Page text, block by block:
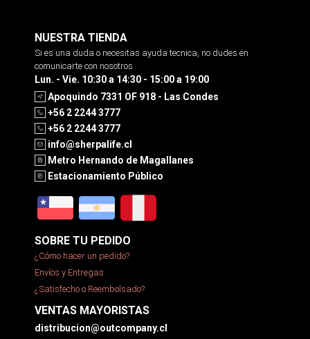
NUESTRA TIENDA
Si es una duda o necesitas ayuda tecnica, no dudes en
comunicarte con nosotros
Lun. - Vie. 10:30 a 14:30 - 15:00 a 19:00
Apoquindo 7331 OF 918 - Las Condes
+56 2 2244 3777
+56 2 2244 3777
info@sherpalife.cl
Metro Hernando de Magallanes
Estacionamiento Público
SOBRE TU PEDIDO
¿Cómo hacer un pedido?
Envíos y Entregas
¿Satisfecho o Reembolsado?
VENTAS MAYORISTAS
distribucion@outcompany.cl